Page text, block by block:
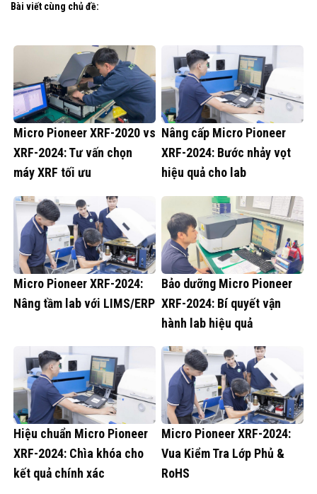
Bài viết cùng chủ đề:
Micro Pioneer XRF-2020 vs
XRF-2024: Tư vấn chọn
máy XRF tối ưu
Nâng cấp Micro Pioneer
XRF-2024: Bước nhảy vọt
hiệu quả cho lab
Micro Pioneer XRF-2024:
Nâng tầm lab với LIMS/ERP
Bảo dưỡng Micro Pioneer
XRF-2024: Bí quyết vận
hành lab hiệu quả
Hiệu chuẩn Micro Pioneer
XRF-2024: Chìa khóa cho
kết quả chính xác
Micro Pioneer XRF-2024:
Vua Kiểm Tra Lớp Phủ &
RoHS